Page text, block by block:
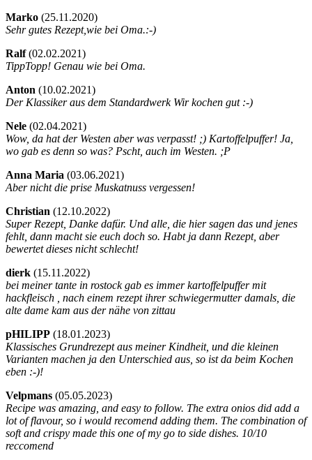
Marko (25.11.2020)
Sehr gutes Rezept,wie bei Oma.:-)
Ralf(02.02.2021)
TippTopp! Genau wie bei Oma.
Anton (10.02.2021)
Der Klassiker aus dem Standardwerk Wir kochen gut :-)
Nele (02.04.2021)
Wow, da hat der Westen aber was verpasst! ;) Kartoffelpuffer! Ja,
wo gab es denn so was? Pscht, auch im Westen. ;P
Anna Maria (03.06.2021)
Aber nicht die prise Muskatnuss vergessen!
Christian (12.10.2022)
Super Rezept, Danke dafür. Und alle, die hier sagen das und jenes
fehlt, dann macht sie euch doch so. Habt ja dann Rezept, aber
bewertet dieses nicht schlecht!
dierk (15.11.2022)
bei meiner tante in rostock gab es immer kartoffelpuffer mit
hackfleisch , nach einem rezept ihrer schwiegermutter damals, die
alte dame kam aus der nähe von zittau
pHILIPP (18.01.2023)
Klassisches Grundrezept aus meiner Kindheit, und die kleinen
Varianten machen ja den Unterschied aus, so ist da beim Kochen
eben :-)!
Velpmans (05.05.2023)
Recipe was amazing, and easy to follow. The extra onios did add a
lot of flavour, so i would recomend adding them. The combination of
soft and crispy made this one of my go to side dishes. 10/10
reccomend